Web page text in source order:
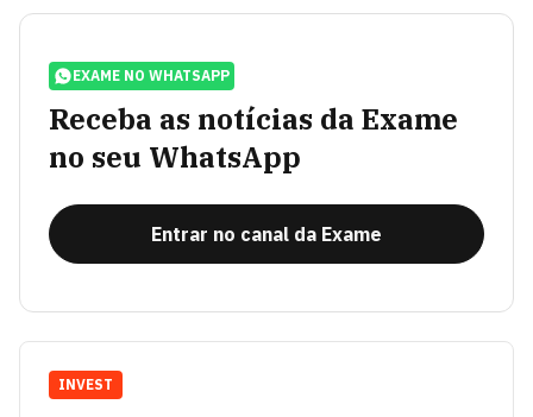
EXAME NO WHATSAPP
Receba as notícias da Exame
no seu WhatsApp
Entrar no canal da Exame
INVEST